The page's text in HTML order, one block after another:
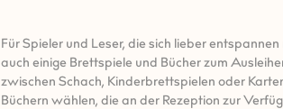
Für Spieler und Leser, die sich lieber
auch einige Brettspiele und Bücher zum
zwischen Schach, Kinderbrettspielen oder
Büchern wählen, die an der Rezeption zur